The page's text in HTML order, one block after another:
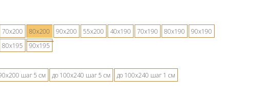
70х200 80х200 90х200 55х200 40х190 70х190 80х190
90х190
80х195
90х195
шаг 5 см до 100х240 шаг 5 см до 100х240 шаг 1 см